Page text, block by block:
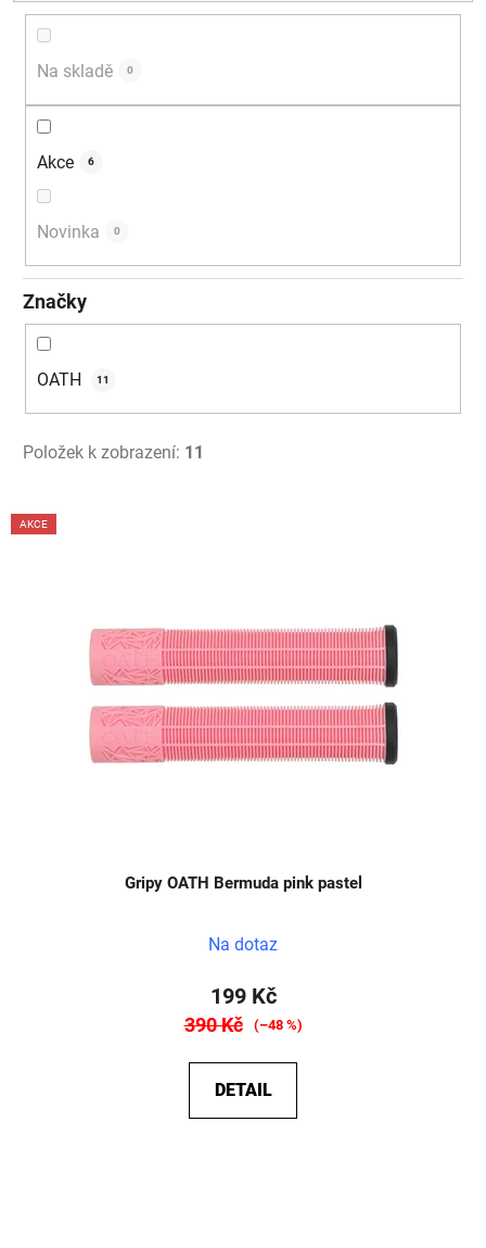
d
Na skladě 0
Akce 6
Novinka 0
Značky
OATH 11
Položek k zobrazení: 11
V
ý
AKCE
Gripy OATH Bermuda pink pastel
Na dotaz
199 Kč
390 Kč (–48 %)
DETAIL